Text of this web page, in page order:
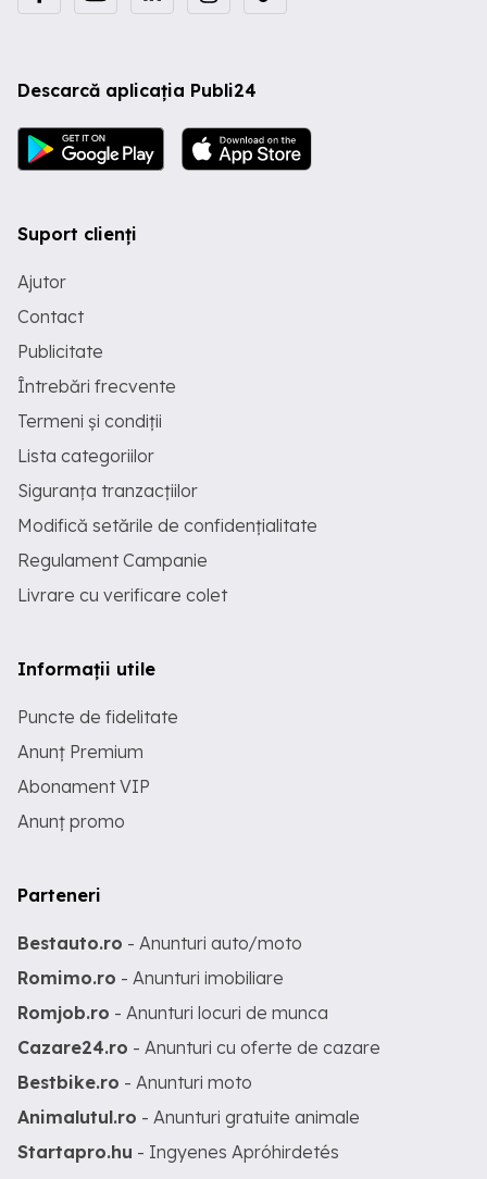
Descarcă aplicația Publi24
Suport clienți
Ajutor
Contact
Publicitate
Întrebări frecvente
Termeni și condiții
Lista categoriilor
Siguranța tranzacțiilor
Modifică setările de confidențialitate
Regulament Campanie
Livrare cu verificare colet
Informații utile
Puncte de fidelitate
Anunț Premium
Abonament VIP
Anunț promo
Parteneri
Bestauto.ro - Anunturi auto/moto
Romimo.ro - Anunturi imobiliare
Romjob.ro - Anunturi locuri de munca
Cazare24.ro - Anunturi cu oferte de cazare
Bestbike.ro - Anunturi moto
Animalutul.ro - Anunturi gratuite animale
Startapro.hu - Ingyenes Apróhirdetés